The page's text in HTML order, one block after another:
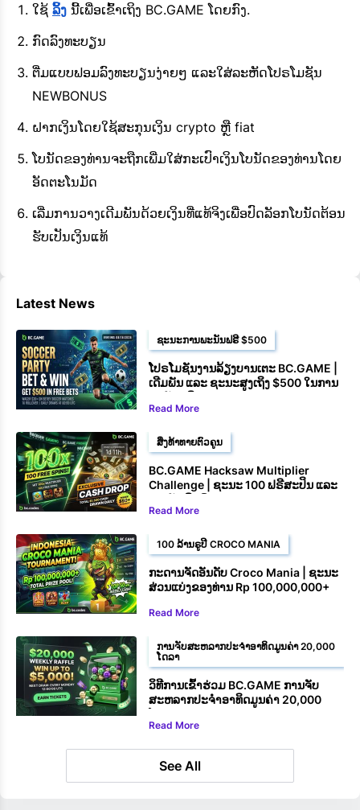
ໃຊ້ ລິ້ງ ນີ້ເພື່ອເຂົ້າເຖິງ BC.GAME ໂດຍກົງ.
ກົດລົງທະບຽນ
ຕື່ມແບບຟອມລົງທະບຽນງ່າຍໆ ແລະໃສ່ລະຫັດໂປຣໂມຊັນ
NEWBONUS
ຝາກເງິນໂດຍໃຊ້ສະກຸນເງິນ crypto ຫຼື fiat
ໂບນັດຂອງທ່ານຈະຖືກເພີ່ມໃສ່ກະເປົາເງິນໂບນັດຂອງທ່ານໂດຍ
ອັດຕະໂນມັດ
ເລີ່ມການວາງເດີມພັນດ້ວຍເງິນທີ່ແທ້ຈິງເພື່ອປົດລັອກໂບນັດຕ້ອນ
ຮັບເປັນເງິນແທ້
Latest News
ຊະນະການພະນັນຟຣີ $500
ໂປຣໂມຊັນງານລ້ຽງບານເຕະ BC.GAME |
ເດີມພັນ ແລະ ຊະນະສູງເຖິງ $500 ໃນການ
Read More
ສິ່ງທ້າທາຍຕົວຄູນ
BC.GAME Hacksaw Multiplier
Challenge | ຊະນະ 100 ຟຣີສະປິນ ແລະ
Read More
100 ລ້ານຣູປີ CROCO MANIA
ກະດານຈັດອັນດັບ Croco Mania | ຊະນະ
ສ່ວນແບ່ງຂອງທ່ານ Rp 100,000,000+
Read More
ການຈັບສະຫລາກປະຈຳອາທິດມູນຄ່າ 20,000
ໂດລາ
ວິທີການເຂົ້າຮ່ວມ BC.GAME ການຈັບ
ສະຫລາກປະຈຳອາທິດມູນຄ່າ 20,000
Read More
See All